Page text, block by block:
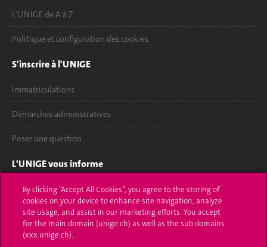
L'UNIGE de A à Z
Politique et configuration des cookies
S'inscrire à l'UNIGE
Immatriculations
Démarches administratives
Poser une question
L'UNIGE vous informe
UNIGE Mobile
Médias
Offres d'emploi
By clicking “Accept All Cookies”, you agree to the storing of
cookies on your device to enhance site navigation, analyze
site usage, and assist in our marketing efforts. You accept
for the main domain (unige.ch) as well as the sub domains
(xxx.unige.ch).